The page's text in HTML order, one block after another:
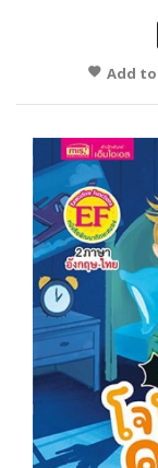
Add